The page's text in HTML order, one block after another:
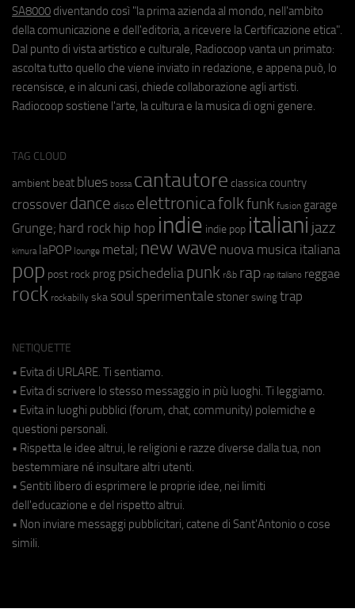
SA8000 diventando così "la prima azienda al mondo, nell'ambito
della comunicazione e dell'editoria, a ricevere la Certificazione etica".
Dal punto di vista artistico e culturale, Radiocoop vanta un primato:
ascolta tutto quello che viene inviato in redazione, e appena può, lo
recensisce, e in alcuni casi, chiede collaborazione agli artisti.
Radiocoop sostiene l'arte, la cultura e la musica di ogni genere.
TAG CLOUD
ambient beat blues bossa cantautore classica country
crossover dance disco elettronicafolkfunk fusion garage
Grunge; hard rock hip hop indie indie pop italiani jazz
kimura laPOP lounge metal; new wave nuova musica italiana
pop post rock prog psichedeliapunk r&b rap rap italiano reggae
rock rockabilly ska soul sperimentale stoner swing trap
NETIQUETTE
• Evita di URLARE. Ti sentiamo.
• Evita di scrivere lo stesso messaggio in più luoghi. Ti leggiamo.
• Evita in luoghi pubblici (forum, chat, community) polemiche e
questioni personali.
• Rispetta le idee altrui, le religioni e razze diverse dalla tua, non
bestemmiare né insultare altri utenti.
• Sentiti libero di esprimere le proprie idee, nei limiti
dell'educazione e del rispetto altrui.
• Non inviare messaggi pubblicitari, catene di Sant'Antonio o cose
simili.